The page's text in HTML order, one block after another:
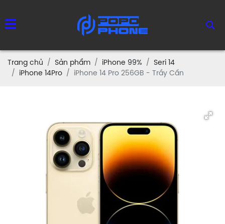
Trang chủ Sản phẩm iPhone 99%
Seri 14
iPhone 14Pro
iPhone 14 Pro 256GB - Trầy Cấn